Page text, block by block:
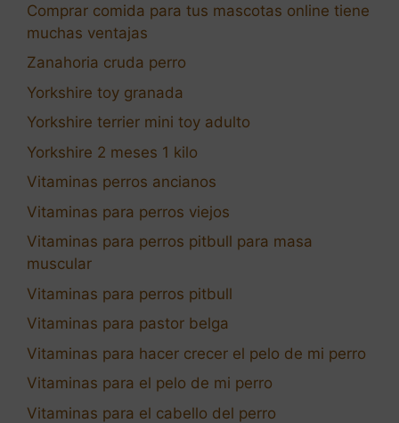
Comprar comida para tus mascotas online tiene
muchas ventajas
Zanahoria cruda perro
Yorkshire toy granada
Yorkshire terrier mini toy adulto
Yorkshire 2 meses 1 kilo
Vitaminas perros ancianos
Vitaminas para perros viejos
Vitaminas para perros pitbull para masa
muscular
Vitaminas para perros pitbull
Vitaminas para pastor belga
Vitaminas para hacer crecer el pelo de mi perro
Vitaminas para el pelo de mi perro
Vitaminas para el cabello del perro